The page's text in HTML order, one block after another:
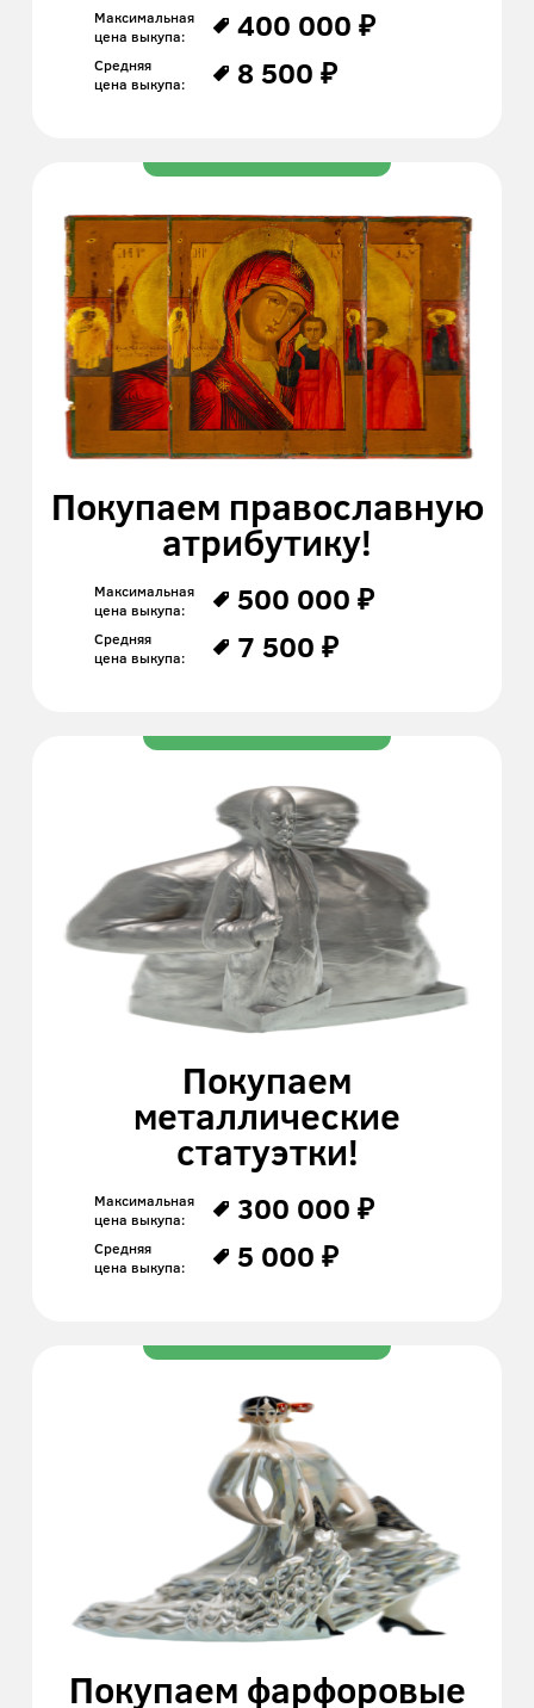
Максимальная
цена выкупа:
400 000 ₽
Средняя
цена выкупа:
8 500 ₽
Покупаем православную
атрибутику!
Максимальная
цена выкупа:
500 000 ₽
Средняя
цена выкупа:
7 500 ₽
Покупаем
металлические
статуэтки!
Максимальная
цена выкупа:
300 000 ₽
Средняя
цена выкупа:
5 000 ₽
Покупаем фарфоровые